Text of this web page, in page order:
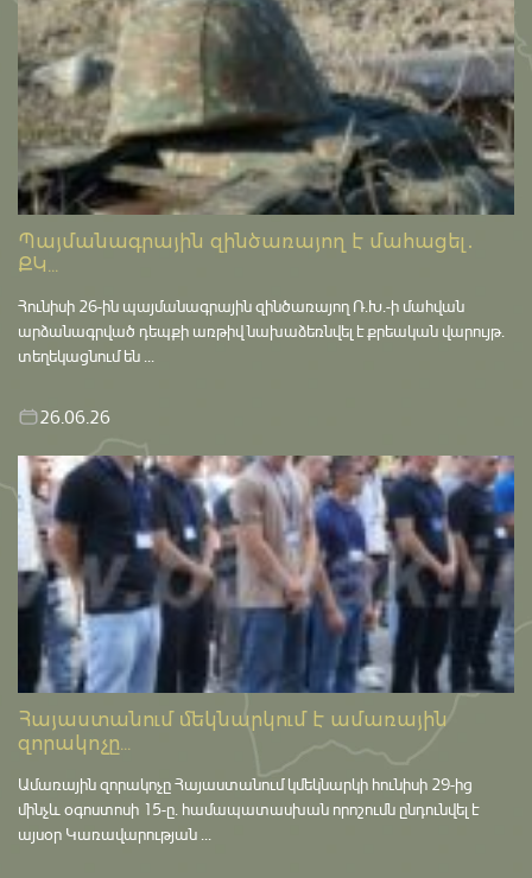
Պայմանագրային զինծառայող է մահացել․
ՔԿ...
Հունիսի 26-ին պայմանագրային զինծառայող Ռ.Խ.-ի մահվան
արձանագրված դեպքի առթիվ նախաձեռնվել է քրեական վարույթ․
տեղեկացնում են ...
26.06.26
Հայաստանում մեկնարկում է ամառային
զորակոչը...
Ամառային զորակոչը Հայաստանում կմեկնարկի հունիսի 29-ից
մինչև օգոստոսի 15-ը․ համապատասխան որոշումն ընդունվել է
այսօր Կառավարության ...